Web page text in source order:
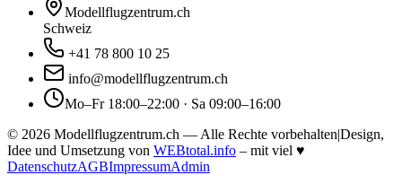
Modellflugzentrum.ch
Schweiz
+41 78 800 10 25
info@modellflugzentrum.ch
Mo–Fr 18:00–22:00 · Sa 09:00–16:00
© 2026 Modellflugzentrum.ch — Alle Rechte vorbehalten|Design,
Idee und Umsetzung von WEBtotal.info – mit viel ♥
DatenschutzAGBImpressumAdmin